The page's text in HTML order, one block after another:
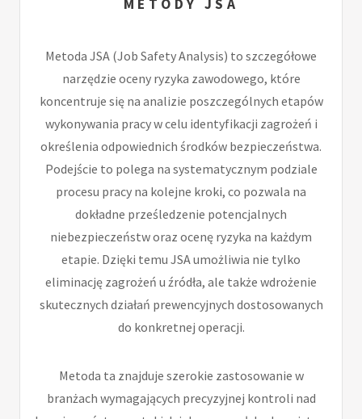
METODY JSA
Metoda JSA (Job Safety Analysis) to szczegółowe
narzędzie oceny ryzyka zawodowego, które
koncentruje się na analizie poszczególnych etapów
wykonywania pracy w celu identyfikacji zagrożeń i
określenia odpowiednich środków bezpieczeństwa.
Podejście to polega na systematycznym podziale
procesu pracy na kolejne kroki, co pozwala na
dokładne prześledzenie potencjalnych
niebezpieczeństw oraz ocenę ryzyka na każdym
etapie. Dzięki temu JSA umożliwia nie tylko
eliminację zagrożeń u źródła, ale także wdrożenie
skutecznych działań prewencyjnych dostosowanych
do konkretnej operacji.
Metoda ta znajduje szerokie zastosowanie w
branżach wymagających precyzyjnej kontroli nad